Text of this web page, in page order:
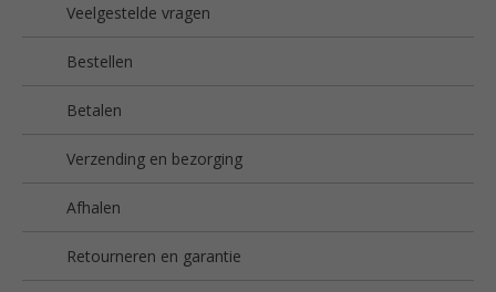
Veelgestelde vragen
Bestellen
Betalen
Verzending en bezorging
Afhalen
Retourneren en garantie